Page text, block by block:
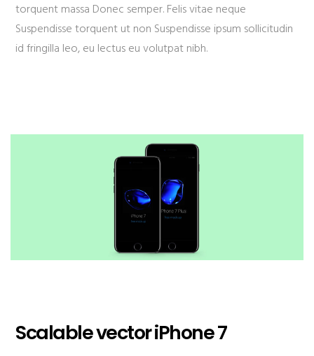
torquent massa Donec semper. Felis vitae neque
Suspendisse torquent ut non Suspendisse ipsum sollicitudin
id fringilla leo, eu lectus eu volutpat nibh.
Scalable vector iPhone 7